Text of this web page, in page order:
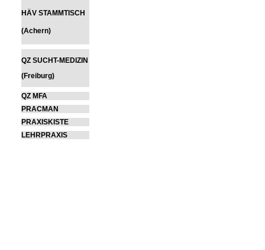
HÄV STAMMTISCH
(Achern)
QZ SUCHT-MEDIZIN
(Freiburg)
QZ MFA
PRACMAN
PRAXISKISTE
LEHRPRAXIS